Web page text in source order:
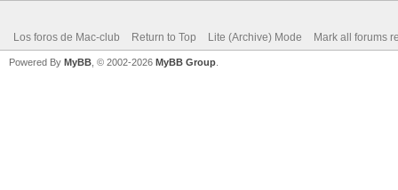
Los foros de Mac-club Return to Top Lite (Archive) Mode Mark all forums
Powered By MyBB , © 2002-2026 MyBB Group